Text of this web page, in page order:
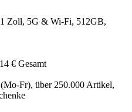
Zoll, 5G & Wi-Fi, 512GB,
€ Gesamt
Fr), über 250.000 Artikel,